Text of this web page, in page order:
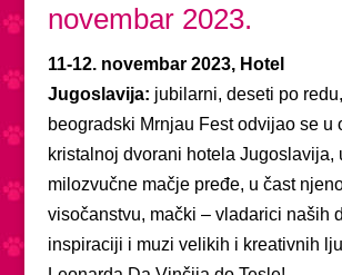
novembar 2023.
11-12. novembar 2023, Hotel
Jugoslavija: jubilarni, deseti po
beogradski Mrnjau Fest odvijao se u
kristalnoj dvorani hotela Jugoslavija,
milozvučne mačje pređe, u čast
visočanstvu, mački – vladarici naših
inspiraciji i muzi velikih i kreativnih